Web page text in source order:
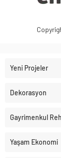
Yeni Projeler
Dekorasyon
Gayrimenkul
Yaşam Ekonomi